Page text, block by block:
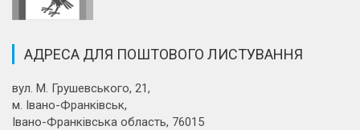
АДРЕСА ДЛЯ ПОШТОВОГО ЛИСТУВАННЯ
вул. М. Грушевського, 21,
м. Івано-Франківськ,
Івано-Франківська область, 76015